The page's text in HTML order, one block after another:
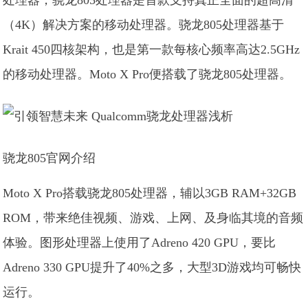
（4K）解决方案的移动处理器。骁龙805处理器基于
Krait 450四核架构，也是第一款每核心频率高达2.5GHz
的移动处理器。Moto X Pro便搭载了骁龙805处理器。
骁龙805官网介绍
Moto X Pro搭载骁龙805处理器，辅以3GB RAM+32GB
ROM，带来绝佳视频、游戏、上网、及身临其境的音频
体验。图形处理器上使用了Adreno 420 GPU，要比
Adreno 330 GPU提升了40%之多，大型3D游戏均可畅快
运行。